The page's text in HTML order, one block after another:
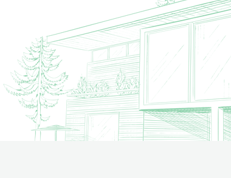
不動産賃貸